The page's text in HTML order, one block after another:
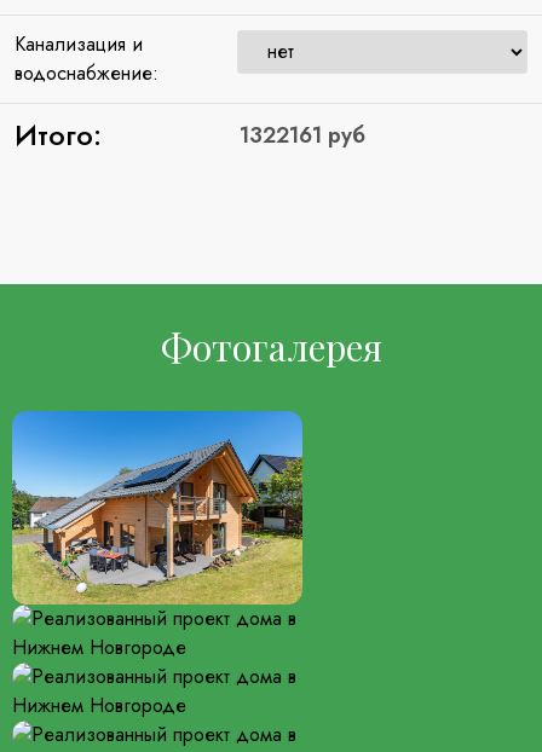
Канализация и
водоснабжение:
Итого:
Фотогалерея